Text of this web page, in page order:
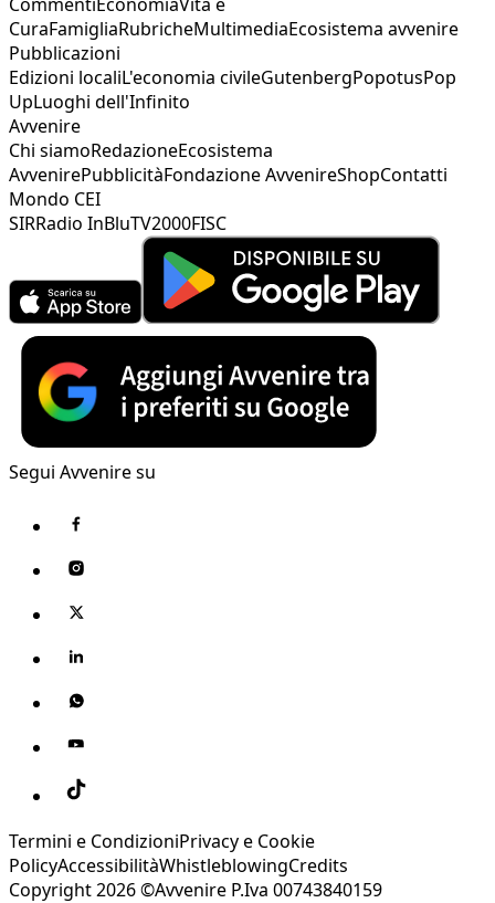
CuraFamigliaRubricheMultimediaEcosistema avvenire
Pubblicazioni
Edizioni localiL'economia civileGutenbergPopotusPop
UpLuoghi dell'Infinito
Avvenire
Chi siamoRedazioneEcosistema
AvvenirePubblicitàFondazione AvvenireShopContatti
Mondo CEI
SIRRadio InBluTV2000FISC
Segui Avvenire su
Termini e CondizioniPrivacy e Cookie
PolicyAccessibilitàWhistleblowingCredits
Copyright 2026 ©Avvenire P.Iva 00743840159